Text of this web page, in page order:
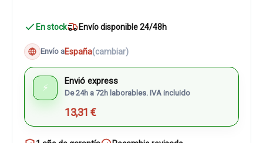
En stock Envío disponible 24/48h
Envío aEspaña(cambiar)
⚡
Envió express
De 24h a 72h laborables. IVA incluido
13,31 €